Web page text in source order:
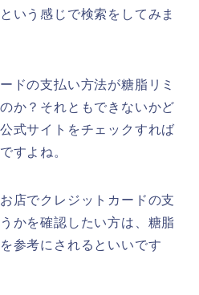
いう感じで検索をしてみま
ドの支払い方法が糖脂リミ
か？それともできないかど
式サイトをチェックすれば
すよね。
店でクレジットカードの支
かを確認したい方は、糖脂
参考にされるといいです